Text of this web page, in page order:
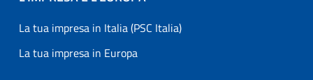
La tua impresa in Italia (PSC Italia)
La tua impresa in Europa